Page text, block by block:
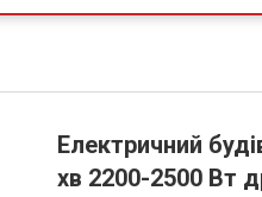
Електричний
хв 2200-2500 Вт